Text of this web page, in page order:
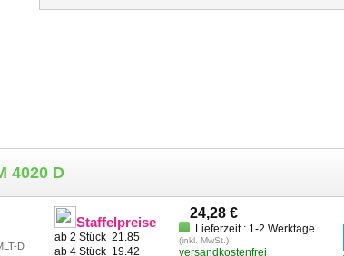
4020 D
D
Staffelpreise
ab 2 Stück21.85
ab 4 Stück 19.42
24,28 €
Lieferzeit : 1-2 Werktage
(inkl. MwSt.)
versandkostenfrei